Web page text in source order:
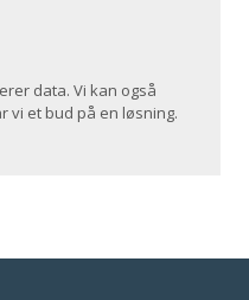
data. Vi kan også
vi et bud på en løsning.